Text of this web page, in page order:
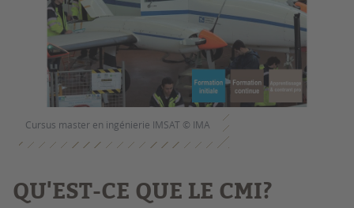
Cursus master en ingénierie IMSAT © IMA
QU'EST-CE QUE LE CMI?